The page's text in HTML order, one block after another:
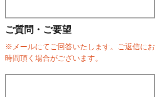
ご質問・ご要望
※メールにてご回答いたします。ご返信にお
時間頂く場合がございます。